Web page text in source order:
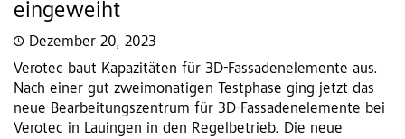
eingeweiht
Dezember 20, 2023
Verotec baut Kapazitäten für 3D-Fassadenelemente aus.
Nach einer gut zweimonatigen Testphase ging jetzt das
neue Bearbeitungszentrum für 3D-Fassadenelemente bei
Verotec in Lauingen in den Regelbetrieb. Die neue